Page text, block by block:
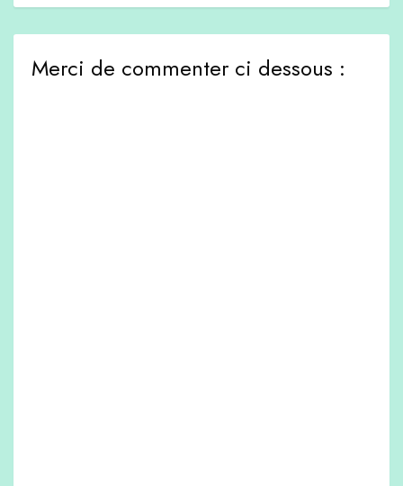
Merci de commenter ci dessous :